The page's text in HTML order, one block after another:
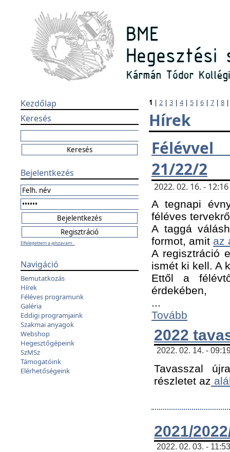
Kezdőlap
Keresés
Bejelentkezés
Elfelejtettem a jelszavam...
Navigáció
Bemutatkozás
Hírek
Féléves programunk
Galéria
Eddigi programjaink
Szakmai anyagok
Webshop
Hegesztőgépeink
SzMSz
Támogatóink
Elérhetőségeink
1 | 2 | 3 | 4| 5 | 6 | 7 | 8
Hírek
21/22/2
2022. 02. 16. -
A tegnapi
féléves
A taggá
formot, amit az
A regisztráció
ismét ki kell. A
Ettől a
érdekében,
...
Tovább
2022
2022. 02. 14. -
Tavasszal
részletet az
2021/
2022. 02. 03. -